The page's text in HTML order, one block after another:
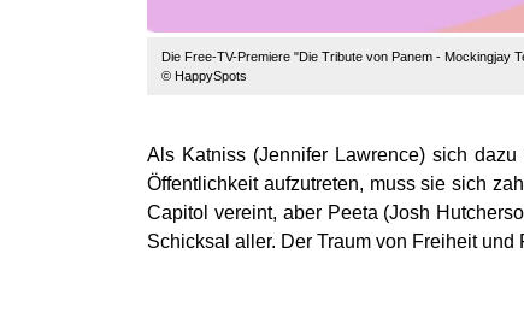
Die Free-TV-Premiere "Die Tribute von Panem - Mockingjay
© HappySpots
Als Katniss (Jennifer Lawrence) sich
Öffentlichkeit aufzutreten, muss sie sich
Capitol vereint, aber Peeta (Josh
Schicksal aller. Der Traum von Freiheit und